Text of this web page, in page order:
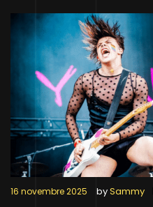
16 novembre 2025 bySammy